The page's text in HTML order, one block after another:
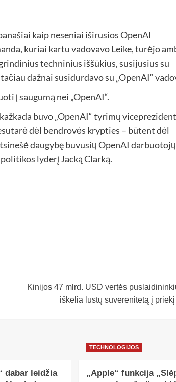
kaip neseniai iširusios OpenAI
kuriai kartu vadovavo Leike, turėjo
techninius iššūkius, susijusius su
dažnai susidurdavo su „OpenAI“
į saugumą nei „OpenAI“.
buvo „OpenAI“ tyrimų
dėl bendrovės krypties – būtent dėl
daugybę buvusių OpenAI
lyderį Jacką Clarką.
Kinijos 47 mlrd. USD vertės
iškelia lustų suverenitetą į
dabar leidžia
TECHNOLOGIJOS
„Apple“ funkcija